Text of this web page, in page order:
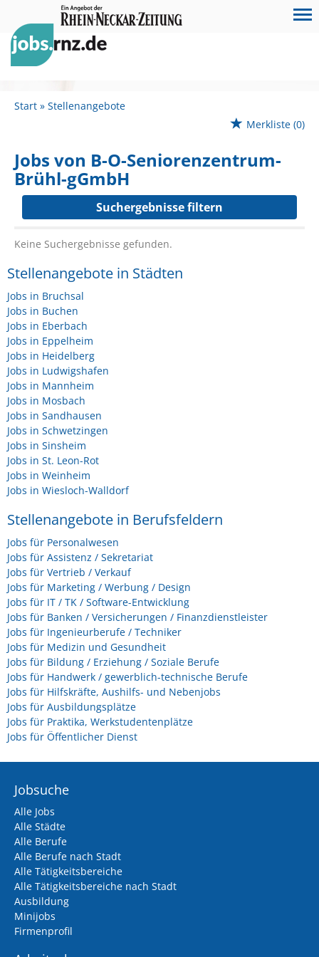
Start
Stellenangebote
Merkliste (0)
Jobs von B-O-Seniorenzentrum-
Brühl-gGmbH
Suchergebnisse filtern
Keine Suchergebnisse gefunden.
Stellenangebote in Städten
Jobs in Bruchsal
Jobs in Buchen
Jobs in Eberbach
Jobs in Eppelheim
Jobs in Heidelberg
Jobs in Ludwigshafen
Jobs in Mannheim
Jobs in Mosbach
Jobs in Sandhausen
Jobs in Schwetzingen
Jobs in Sinsheim
Jobs in St. Leon-Rot
Jobs in Weinheim
Jobs in Wiesloch-Walldorf
Stellenangebote in Berufsfeldern
Jobs für Personalwesen
Jobs für Assistenz / Sekretariat
Jobs für Vertrieb / Verkauf
Jobs für Marketing / Werbung / Design
Jobs für IT / TK / Software-Entwicklung
Jobs für Banken / Versicherungen / Finanzdienstleister
Jobs für Ingenieurberufe / Techniker
Jobs für Medizin und Gesundheit
Jobs für Bildung / Erziehung / Soziale Berufe
Jobs für Handwerk / gewerblich-technische Berufe
Jobs für Hilfskräfte, Aushilfs- und Nebenjobs
Jobs für Ausbildungsplätze
Jobs für Praktika, Werkstudentenplätze
Jobs für Öffentlicher Dienst
Jobsuche
Alle Jobs
Alle Städte
Alle Berufe
Alle Berufe nach Stadt
Alle Tätigkeitsbereiche
Alle Tätigkeitsbereiche nach Stadt
Ausbildung
Minijobs
Firmenprofil